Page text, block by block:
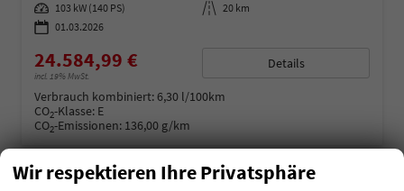
Leistung 103 kW (140 PS) Kilometerstand 20 km
01.03.2026
24.584,99 €
incl. 19% MwSt.
Details
Verbrauch kombiniert:6,30 l/100km
CO2-Klasse: E
CO2-Emissionen: 136,00 g/km
Cupra
Wir respektieren Ihre Privatsphäre